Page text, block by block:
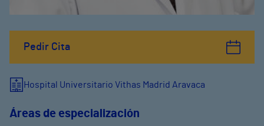
Pedir Cita
Hospital Universitario Vithas Madrid Aravaca
Áreas de especialización